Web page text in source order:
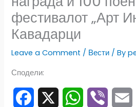
фестивалот „Арт
Кавадарци
Leave a Comment / Вести / By
Сподели: